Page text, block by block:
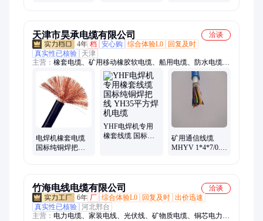
天津市昊承电缆有限公司
洽谈
4年 档 安心购 综合体验L0
回复及时
真实性已核验
天津
主营： 橡套电缆、矿用移动橡胶软电缆、船用电缆、防水电缆、
铁路信号电缆、矿用网线、通信电缆、MHYV矿用通信电缆、计
算机电缆、控制电缆、矿用控制电缆、矿用采煤机电缆、电力电
缆、矿用高压电力电缆、低烟无卤电缆、变频电缆、软芯电源
线、监控信号电缆、橡胶电缆、盾构机电缆、屏蔽信号电缆
电焊机橡套电缆
国标纯铜焊把线
YHF电焊机专用
橡套线缆 国标纯
矿用通信线缆
MHYV 1*4*7/0.43
竹海电线电缆有限公司
洽谈
6年 厂 综合体验L0 回复及时 出价迅速
真实性已核验 河北邢台
主营： 电力电缆、家装电线、光伏线、矿物质电缆、铜芯电力电